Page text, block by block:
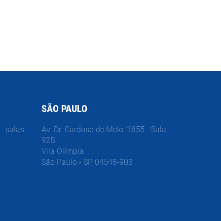
salas
SÃO PAULO
Av. Dr. Cardoso de Melo, 1855 - Sala
92B
Vila Olímpia
São Paulo - SP, 04548-903